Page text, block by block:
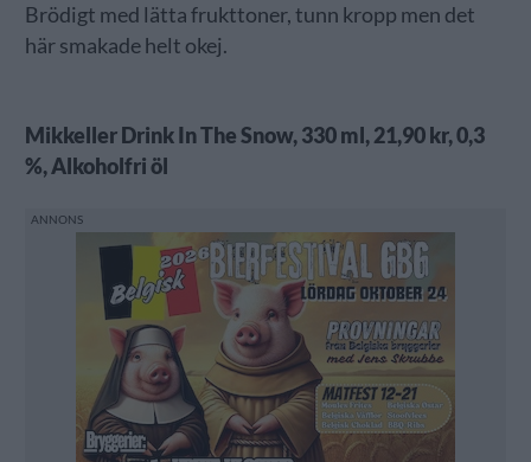
Brödigt med lätta frukttoner, tunn kropp men det
här smakade helt okej.
Mikkeller Drink In The Snow, 330 ml, 21,90 kr, 0,3
%, Alkoholfri öl